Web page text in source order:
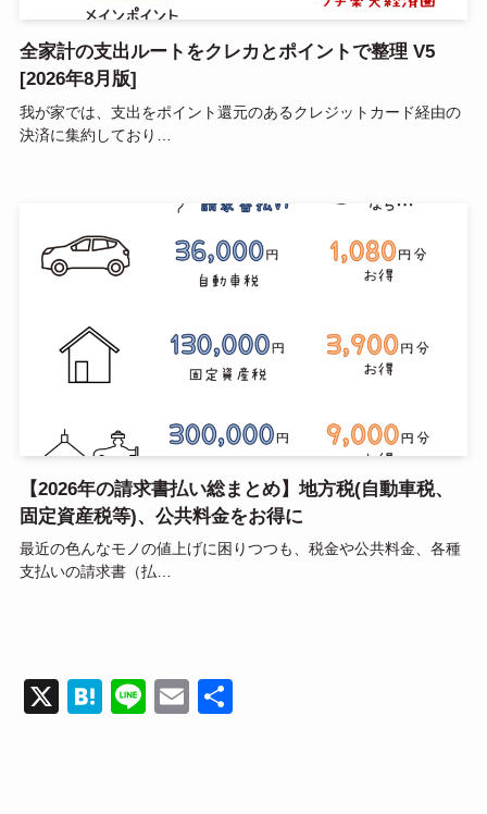
全家計の支出ルートをクレカとポイントで整理 V5
[2026年8月版]
我が家では、支出をポイント還元のあるクレジットカード経由の
決済に集約しており…
【2026年の請求書払い総まとめ】地方税(自動車税、
固定資産税等)、公共料金をお得に
最近の色んなモノの値上げに困りつつも、税金や公共料金、各種
支払いの請求書（払…
X
H
Li
E